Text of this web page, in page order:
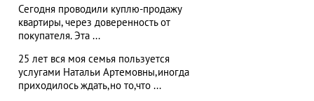
Сегодня проводили куплю-продажу
квартиры, через доверенность от
покупателя. Эта ...
25 лет вся моя семья пользуется
услугами Натальи Артемовны,иногда
приходилось ждать,но то,что ...